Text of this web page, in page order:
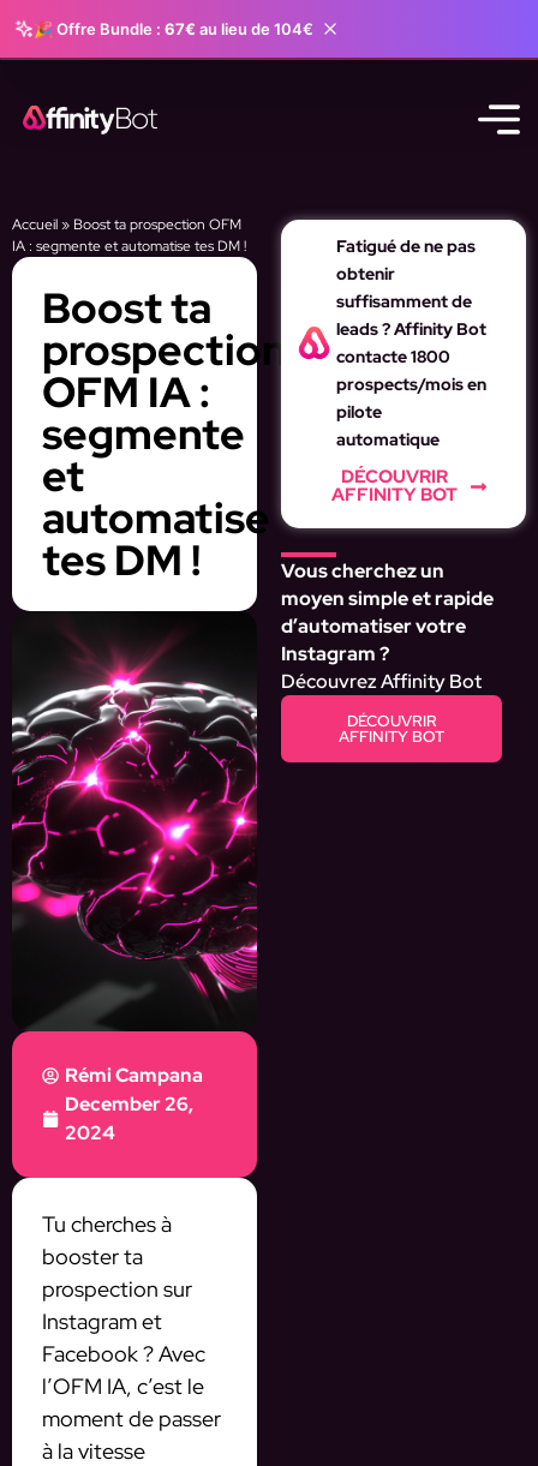
🎉 Offre Bundle : 67€ au lieu de 104€
Accueil» Boost ta prospection OFM
IA : segmente et automatise tes DM !
Boost ta
prospection
OFM IA :
segmente
et
automatise
tes DM !
Rémi Campana
December 26,
2024
Tu cherches à
booster ta
prospection sur
Instagram et
Facebook ? Avec
l’OFM IA, c’est le
moment de passer
à la vitesse
Fatigué de ne pas
obtenir
suffisamment de
leads ? Affinity Bot
contacte 1800
prospects/mois en
pilote
automatique
DÉCOUVRIR
AFFINITY BOT
Vous cherchez un
moyen simple et rapide
d’automatiser votre
Instagram ?
Découvrez Affinity Bot
DÉCOUVRIR
AFFINITY BOT